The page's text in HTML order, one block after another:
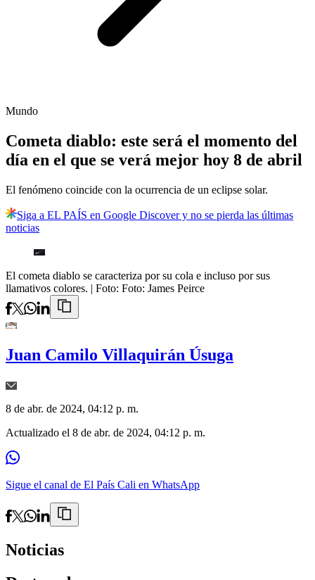
Mundo
Cometa diablo: este será el momento del
día en el que se verá mejor hoy 8 de abril
El fenómeno coincide con la ocurrencia de un eclipse solar.
Siga a EL PAÍS en Google Discover y no se pierda las últimas
noticias
El cometa diablo se caracteriza por su cola e incluso por sus
llamativos colores. | Foto: Foto: James Peirce
Juan Camilo Villaquirán Úsuga
8 de abr. de 2024, 04:12 p. m.
Actualizado el 8 de abr. de 2024, 04:12 p. m.
Sigue el canal de El País Cali en WhatsApp
Noticias